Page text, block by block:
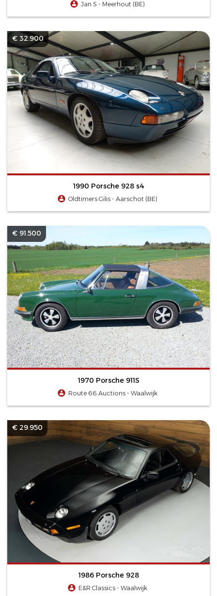
Jan S - Meerhout (BE)
€ 32.900
1990 Porsche 928 s4
Oldtimers Gilis - Aarschot (BE)
€ 91.500
1970 Porsche 911S
Route 66 Auctions - Waalwijk
€ 29.950
1986 Porsche 928
E&R Classics - Waalwijk